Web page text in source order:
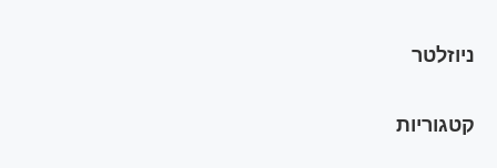
ניוזלטר
קטגוריות